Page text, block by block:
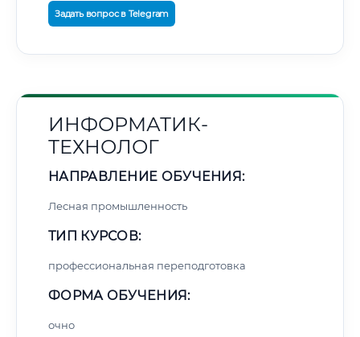
Задать вопрос в Telegram
ИНФОРМАТИК-
ТЕХНОЛОГ
НАПРАВЛЕНИЕ ОБУЧЕНИЯ:
Лесная промышленность
ТИП КУРСОВ:
профессиональная переподготовка
ФОРМА ОБУЧЕНИЯ:
очно